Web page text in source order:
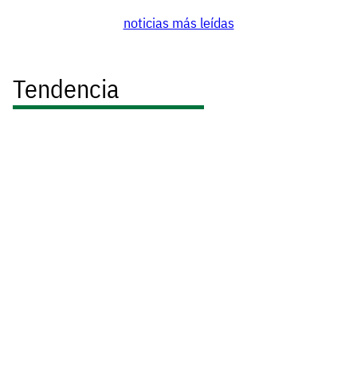
noticias más leídas
Tendencia